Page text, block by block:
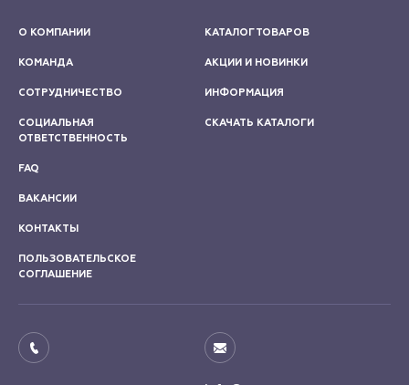
О КОМПАНИИ
КОМАНДА
СОТРУДНИЧЕСТВО
СОЦИАЛЬНАЯ
ОТВЕТСТВЕННОСТЬ
КАТАЛОГ ТОВАРОВ
АКЦИИ И НОВИНКИ
ИНФОРМАЦИЯ
СКАЧАТЬ КАТАЛОГИ
FAQ
ВАКАНСИИ
КОНТАКТЫ
ПОЛЬЗОВАТЕЛЬСКОЕ
СОГЛАШЕНИЕ